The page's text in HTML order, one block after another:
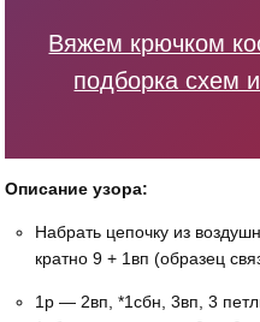
Вяжем крючком
подборка схем
Описание узора:
Набрать цепочку из
кратно 9 + 1вп (образец
1р — 2вп, *1сбн, 3вп, 3